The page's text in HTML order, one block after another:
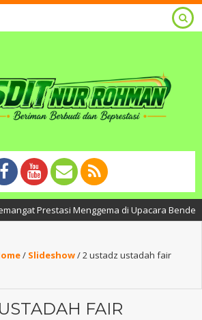
Prestasi Menggema di Upacara Bendera
/ Slideshow/2 ustadz ustadah fair
FAIR